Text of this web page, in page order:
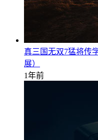
真三国无双7猛将传
展）
1年前